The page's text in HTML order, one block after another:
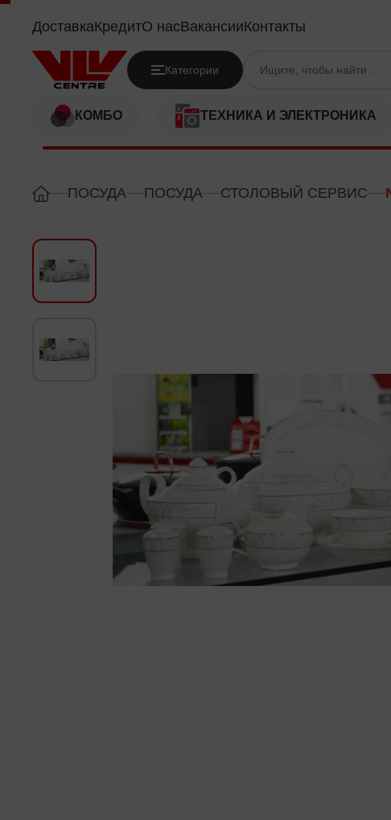
NIAGRA 4370
ДоставкаКредитО насВакансииКонтакты
Категории
КОМБО ТЕХНИКА И ЭЛЕКТРОНИКА
ПОСУДА ПОСУДА СТОЛОВЫЙ СЕРВИС